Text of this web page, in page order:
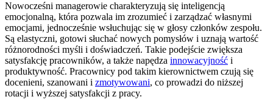
Nowocześni managerowie charakteryzują się inteligencją
emocjonalną, która pozwala im zrozumieć i zarządzać własnymi
emocjami, jednocześnie wsłuchując się w głosy członków zespołu.
Są elastyczni, gotowi słuchać nowych pomysłów i uznają wartość
różnorodności myśli i doświadczeń. Takie podejście zwiększa
satysfakcję pracowników, a także napędza innowacyjność i
produktywność. Pracownicy pod takim kierownictwem czują się
docenieni, szanowani i zmotywowani, co prowadzi do niższej
rotacji i wyższej satysfakcji z pracy.